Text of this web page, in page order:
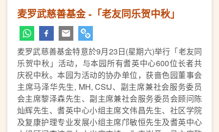
麦罗武慈善基金 -「老友同乐贺中秋」
麦罗武慈善基金特意於9月23日(星期六)举行「老友同
乐贺中秋」活动，与本园所有耆英中心600位长者共
庆祝中秋。本园为活动的协办单位，获啬色园董事会
主席马泽华先生, MH, CStJ、副主席兼社会服务委员
会主席黎泽森先生、副主席兼社会服务委员会顾问陈
灿辉先生、耆英中心小组主席文伟昌先生、社区学院
及复康护理专业发展小组主席邝敏恒先生及耆英中心